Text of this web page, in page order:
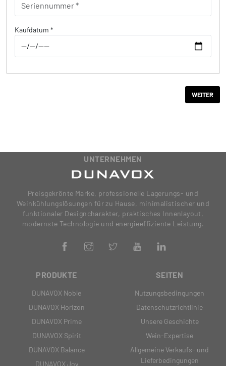
Kaufdatum *
WEITER
UNTERNEHMEN
Preisgekrönte Marke, professionelle Lagerungs- und
Weinkühlungslösungen für zu Hause, minimalistischer und
funktionaler Designcharakter, praktisches Innenlayout,
modernste Technologie und energieeffiziente Leistung.
PRODUKTE
DUNAVOX Noble
DUNAVOX Horizon
DUNAVOX Prime
DUNAVOX Spirit
DUNAVOX Balance
DUNAVOX Joy
SEITEN
Nutzungsbedingungen
Datenschutzrichtlinie
Unsere Geschichte
Wein-Expertise
Allgemeine Verkaufs- und
Lieferbedingungen